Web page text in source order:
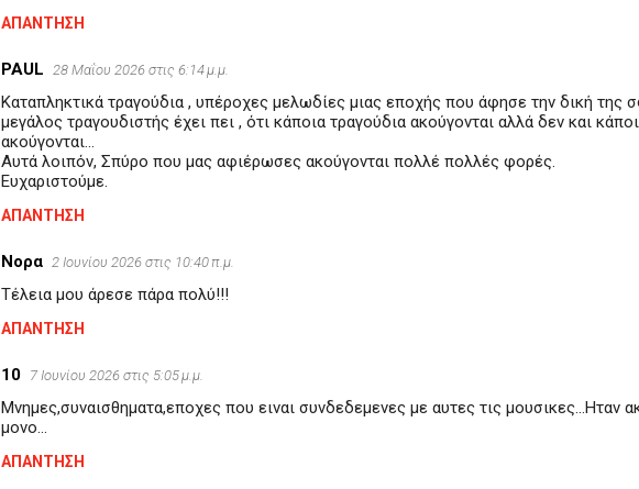
ΑΠΆΝΤΗΣΗ
PAUL 28 Μαΐου 2026 στις 6:14 μ.μ.
Καταπληκτικά τραγούδια , υπέροχες μελωδίες μιας εποχής που άφησε την δική της
μεγάλος τραγουδιστής έχει πει , ότι κάποια τραγούδια ακούγονται αλλά δεν και
ακούγονται...
Αυτά λοιπόν, Σπύρο που μας αφιέρωσες ακούγονται πολλέ πολλές φορές.
Ευχαριστούμε.
ΑΠΆΝΤΗΣΗ
Νορα 2 Ιουνίου 2026 στις 10:40 π.μ.
Τέλεια μου άρεσε πάρα πολύ!!!
ΑΠΆΝΤΗΣΗ
10 7 Ιουνίου 2026 στις 5:05 μ.μ.
Μνημες,συναισθηματα,εποχες που ειναι συνδεδεμενες με αυτες τις μουσικες...Ηταν
μονο...
ΑΠΆΝΤΗΣΗ